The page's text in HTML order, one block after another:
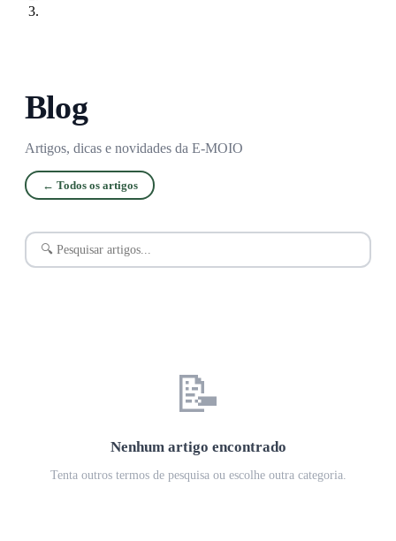
Blog
Artigos, dicas e novidades da E-MOIO
← Todos os artigos
📝
Nenhum artigo encontrado
Tenta outros termos de pesquisa ou escolhe outra categoria.